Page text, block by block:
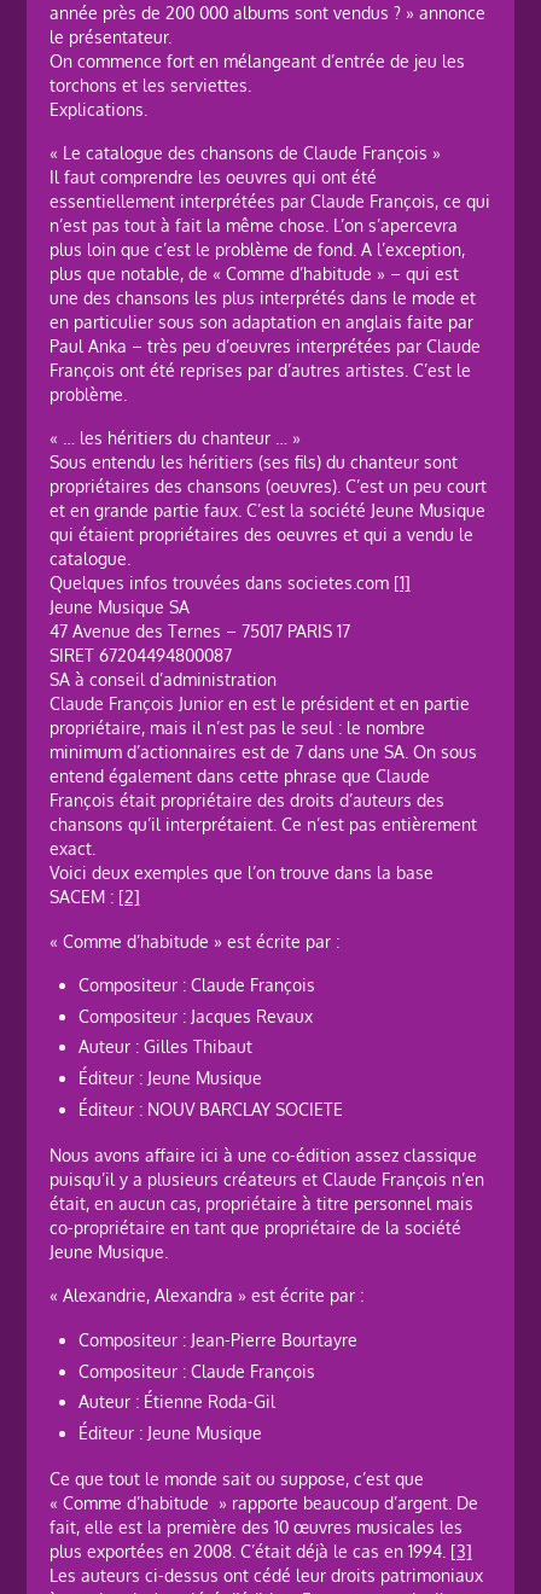
année près de 200 000 albums sont vendus ? » annonce
le présentateur.
On commence fort en mélangeant d’entrée de jeu les
torchons et les serviettes.
Explications.
« Le catalogue des chansons de Claude François »
Il faut comprendre les oeuvres qui ont été
essentiellement interprétées par Claude François, ce qui
n’est pas tout à fait la même chose. L’on s’apercevra
plus loin que c’est le problème de fond. A l’exception,
plus que notable, de « Comme d’habitude » – qui est
une des chansons les plus interprétés dans le mode et
en particulier sous son adaptation en anglais faite par
Paul Anka – très peu d’oeuvres interprétées par Claude
François ont été reprises par d’autres artistes. C’est le
problème.
« … les héritiers du chanteur … »
Sous entendu les héritiers (ses fils) du chanteur sont
propriétaires des chansons (oeuvres). C’est un peu court
et en grande partie faux. C’est la société Jeune Musique
qui étaient propriétaires des oeuvres et qui a vendu le
catalogue.
Quelques infos trouvées dans societes.com [1]
Jeune Musique SA
47 Avenue des Ternes – 75017 PARIS 17
SIRET 67204494800087
SA à conseil d’administration
Claude François Junior en est le président et en partie
propriétaire, mais il n’est pas le seul : le nombre
minimum d’actionnaires est de 7 dans une SA. On sous
entend également dans cette phrase que Claude
François était propriétaire des droits d’auteurs des
chansons qu’il interprétaient. Ce n’est pas entièrement
exact.
Voici deux exemples que l’on trouve dans la base
SACEM : [2]
« Comme d’habitude » est écrite par :
Compositeur : Claude François
Compositeur : Jacques Revaux
Auteur : Gilles Thibaut
Éditeur : Jeune Musique
Éditeur : NOUV BARCLAY SOCIETE
Nous avons affaire ici à une co-édition assez classique
puisqu’il y a plusieurs créateurs et Claude François n’en
était, en aucun cas, propriétaire à titre personnel mais
co-propriétaire en tant que propriétaire de la société
Jeune Musique.
« Alexandrie, Alexandra » est écrite par :
Compositeur : Jean-Pierre Bourtayre
Compositeur : Claude François
Auteur : Étienne Roda-Gil
Éditeur : Jeune Musique
Ce que tout le monde sait ou suppose, c’est que
« Comme d’habitude » rapporte beaucoup d’argent. De
fait, elle est la première des 10 œuvres musicales les
plus exportées en 2008. C’était déjà le cas en 1994. [3]
Les auteurs ci-dessus ont cédé leur droits patrimoniaux